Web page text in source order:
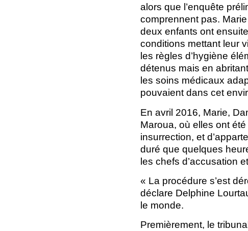
alors que l’enquête
comprennent pas.
deux enfants ont
conditions mettant leur
les règles d’hygiène
détenus mais en
les soins médicaux
pouvaient dans cet
En avril 2016, Marie,
Maroua, où elles ont
insurrection, et
duré que quelques
les chefs d’accusation
« La procédure s’est
déclare Delphine
le monde.
Premièrement, le